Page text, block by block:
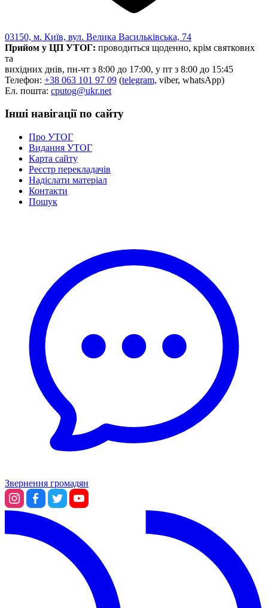
03150, м. Київ, вул. Велика Васильківська, 74
Прийом у ЦП УТОГ: проводиться щоденно, крім святкових
та
вихідних днів, пн-чт з 8:00 до 17:00, у пт з 8:00 до 15:45
Телефон: +38 063 101 97 09 (telegram, viber, whatsApp)
Ел. пошта: cputog@ukr.net
Інші навігації по сайту
Про УТОГ
Видання УТОГ
Карта сайту
Реєстр перекладачів
Надіслати матеріал
Контакти
Пошук
Звернення громадян